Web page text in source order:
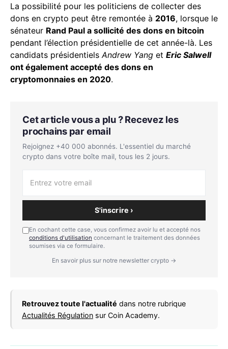
La possibilité pour les politiciens de collecter des
dons en crypto peut être remontée à 2016, lorsque le
sénateur Rand Paul a sollicité des dons en bitcoin
pendant l’élection présidentielle de cet année-là. Les
candidats présidentiels Andrew Yang et Eric Salwell
ont également accepté des dons en
cryptomonnaies en 2020.
Cet article vous a plu ? Recevez les
prochains par email
Rejoignez +40 000 abonnés. L'essentiel du marché
crypto dans votre boîte mail, tous les 2 jours.
S'inscrire ›
En cochant cette case, vous confirmez avoir lu et accepté nos
conditions d'utilisation concernant le traitement des données
soumises via ce formulaire.
En savoir plus sur notre newsletter crypto →
Retrouvez toute l'actualité dans notre rubrique
Actualités Régulation sur Coin Academy.